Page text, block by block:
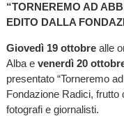
“TORNEREMO AD
EDITO DALLA
Giovedì 19 ottobrealle
Alba e venerdì 20
presentato “Torneremo
Fondazione Radici, frutto
fotografi e giornalisti.